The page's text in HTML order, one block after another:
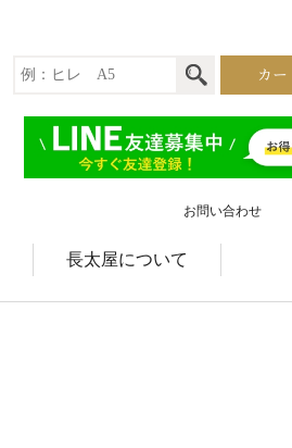
お問い合わせ
長太屋について